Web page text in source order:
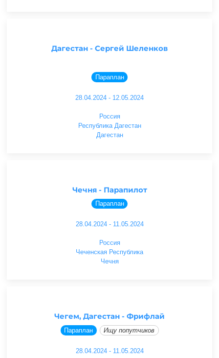
Дагестан - Сергей Шеленков
Параплан
28.04.2024 - 12.05.2024
Россия
Республика Дагестан
Дагестан
Чечня - Парапилот
Параплан
28.04.2024 - 11.05.2024
Россия
Чеченская Республика
Чечня
Чегем, Дагестан - Фрифлай
Параплан Ищу попутчиков
28.04.2024 - 11.05.2024